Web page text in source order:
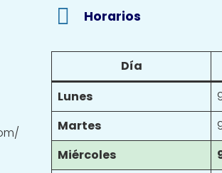
Horarios
Día
Lunes
Martes
Miércoles